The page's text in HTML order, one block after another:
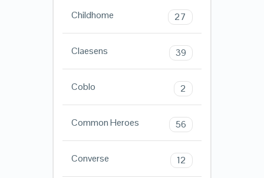
Childhome 27
Claesens 39
Coblo 2
Common Heroes 56
Converse 12